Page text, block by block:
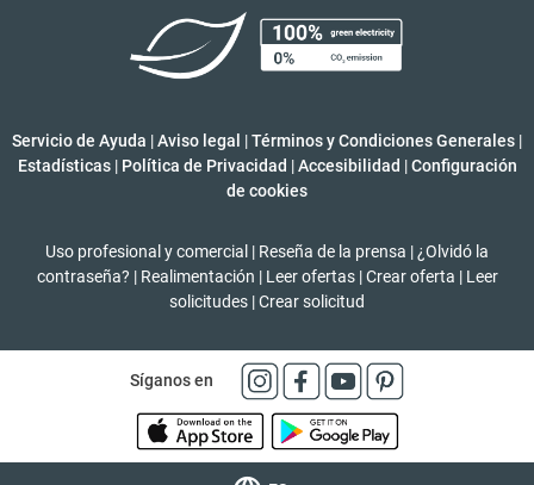
Servicio de Ayuda |Aviso legal |Términos y Condiciones Generales |
Estadísticas | Política de Privacidad | Accesibilidad | Configuración
de cookies
Uso profesional y comercial | Reseña de la prensa | ¿Olvidó la
contraseña? | Realimentación | Leer ofertas | Crear oferta | Leer
solicitudes |Crear solicitud
Síganos en